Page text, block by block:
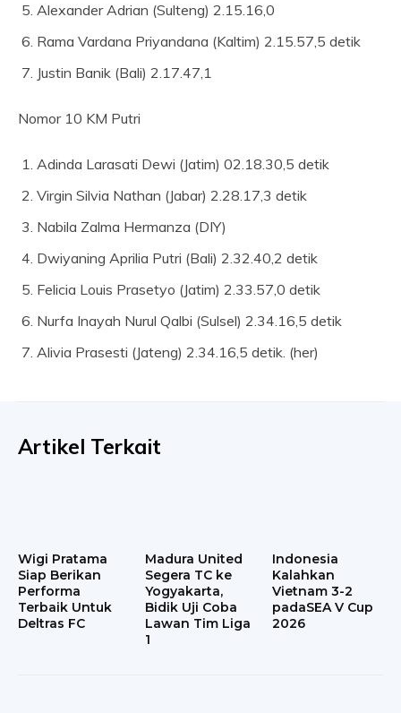
Alexander Adrian (Sulteng) 2.15.16,0
Rama Vardana Priyandana (Kaltim) 2.15.57,5 detik
Justin Banik (Bali) 2.17.47,1
Nomor 10 KM Putri
Adinda Larasati Dewi (Jatim) 02.18.30,5 detik
Virgin Silvia Nathan (Jabar) 2.28.17,3 detik
Nabila Zalma Hermanza (DIY)
Dwiyaning Aprilia Putri (Bali) 2.32.40,2 detik
Felicia Louis Prasetyo (Jatim) 2.33.57,0 detik
Nurfa Inayah Nurul Qalbi (Sulsel) 2.34.16,5 detik
Alivia Prasesti (Jateng) 2.34.16,5 detik. (her)
Artikel Terkait
Wigi Pratama
Siap Berikan
Performa
Terbaik Untuk
Deltras FC
Madura United
Segera TC ke
Yogyakarta,
Bidik Uji Coba
Lawan Tim Liga
1
Indonesia
Kalahkan
Vietnam 3-2
padaSEA V Cup
2026